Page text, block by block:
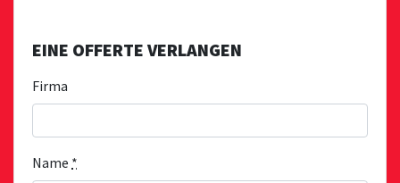
EINE OFFERTE VERLANGEN
Firma
Name *